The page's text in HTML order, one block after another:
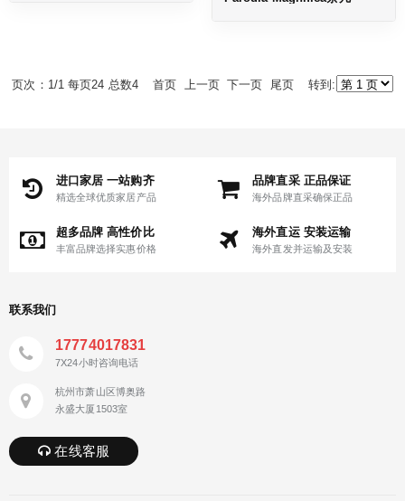
页次：1/1 每页24 总数4 首页 上一页 下一页 尾页 转到:
进口家居 一站购齐
精选全球优质家居产品
品牌直采 正品保证
海外品牌直采确保正品
超多品牌 高性价比
丰富品牌选择实惠价格
海外直运 安装运输
海外直发并运输及安装
联系我们
17774017831
7X24小时咨询电话
杭州市萧山区博奥路
永盛大厦1503室
在线客服